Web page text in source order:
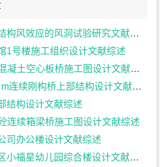
风效应的风洞试验研究文献综述
1号楼施工组织设计文献综述
土空心板桥施工图设计文献综述
连续刚构桥上部结构设计文献综述
结构设计文献综述
连续箱梁桥施工图设计文献综述
司办公楼设计文献综述
福星幼儿园综合楼设计文献综述